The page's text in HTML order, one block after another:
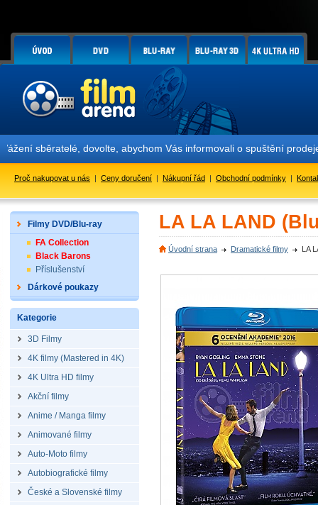
sběratelé, dovolte, abychom Vás informovali o spuštění prodeje
Proč nakupovat u nás | Ceny doručení | Nákupní řád | Obchodní podmínky |
Filmy DVD/Blu-ray
FA Collection
Black Barons
Příslušenství
Dárkové poukazy
Kategorie
3D Filmy
4K filmy (Mastered in 4K)
4K Ultra HD filmy
Akční filmy
Anime / Manga filmy
Animované filmy
Auto-Moto filmy
Autobiografické filmy
České a Slovenské filmy
LA LA LAND
Úvodní strana Dramatické filmy LA